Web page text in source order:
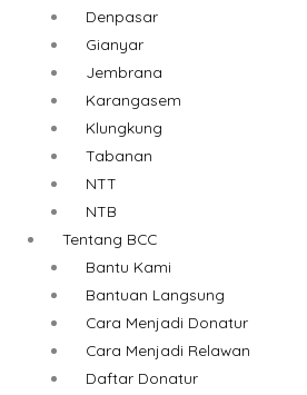
Denpasar
Gianyar
Jembrana
Karangasem
Klungkung
Tabanan
NTT
NTB
Tentang BCC
Bantu Kami
Bantuan Langsung
Cara Menjadi Donatur
Cara Menjadi Relawan
Daftar Donatur